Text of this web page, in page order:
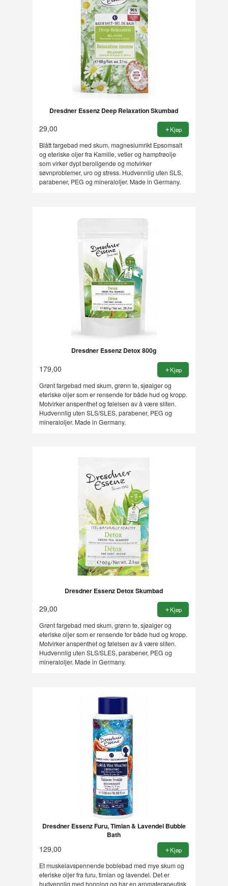
Dresdner Essenz Deep Relaxation Skumbad
29,00 Kjøp
Blått fargebad med skum, magnesiumrikt Epsomsalt
og eteriske oljer fra Kamille, vetier og hampfrøolje
som virker dypt beroligende og motvirker
søvnproblemer, uro og stress. Hudvennlig uten SLS,
parabener, PEG og mineraloljer. Made in Germany.
Dresdner Essenz Detox 800g
179,00 Kjøp
Grønt fargebad med skum, grønn te, sjøalger og
eteriske oljer som er rensende for både hud og kropp.
Motvirker anspenthet og følelsen av å være sliten.
Hudvennlig uten SLS/SLES, parabener, PEG og
mineraloljer. Made in Germany.
Dresdner Essenz Detox Skumbad
29,00 Kjøp
Grønt fargebad med skum, grønn te, sjøalger og
eteriske oljer som er rensende for både hud og kropp.
Motvirker anspenthet og følelsen av å være sliten.
Hudvennlig uten SLS/SLES, parabener, PEG og
mineraloljer. Made in Germany.
Dresdner Essenz Furu, Timian & Lavendel Bubble
Bath
129,00 Kjøp
Et muskelavspennende boblebad med mye skum og
eteriske oljer fra furu, timian og lavendel. Det er
hudvennlig med honning og har en aromaterapeutisk